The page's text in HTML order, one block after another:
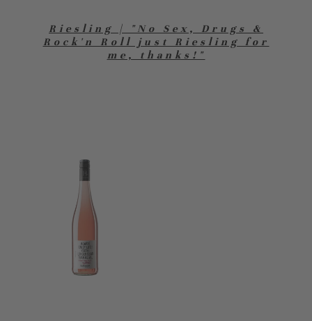
Riesling | "No Sex, Drugs &
Rock'n Roll just Riesling for
me, thanks!"